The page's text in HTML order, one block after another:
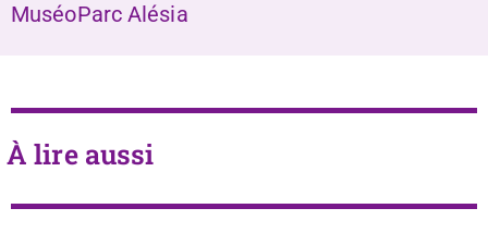
MuséoParc Alésia
À lire aussi